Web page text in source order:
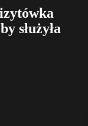
służyła